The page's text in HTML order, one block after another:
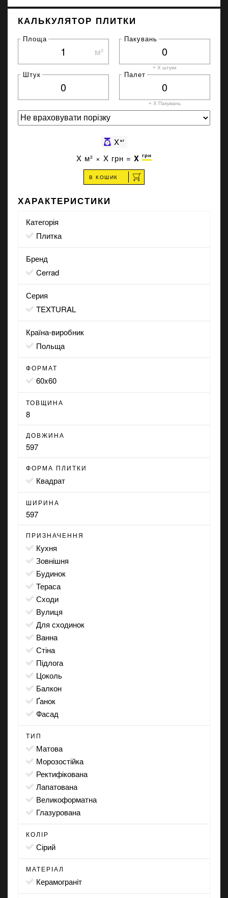
КАЛЬКУЛЯТОР ПЛИТКИ
Площа
м²
Пакувань
+ X штуки
Штук Палет
+ X Пакувань
Xкг
X м² × X грн = X грн
В КОШИК
ХАРАКТЕРИСТИКИ
Категорія
Плитка
Бренд
Cerrad
Серия
TEXTURAL
Країна-виробник
Польща
ФОРМАТ
60x60
ТОВЩИНА
8
ДОВЖИНА
597
ФОРМА ПЛИТКИ
квадрат
ШИРИНА
597
ПРИЗНАЧЕННЯ
кухня
зовнішня
будинок
тераса
сходи
вулиця
для сходинок
ванна
стіна
підлога
цоколь
балкон
ґанок
фасад
ТИП
матова
морозостійка
ректифікована
лапатована
великоформатна
глазурована
КОЛІР
сірий
МАТЕРІАЛ
Керамограніт